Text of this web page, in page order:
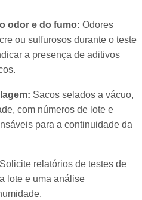
odor e do fumo: Odores
ou sulfurosos durante o teste
a presença de aditivos
Sacos selados a vácuo,
com números de lote e
para a continuidade da
Solicite relatórios de testes de
lote e uma análise